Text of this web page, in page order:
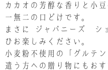
カカオの芳醇な香りと小
一無二の口どけです。
まさに｢ジャパニーズ シ
ひお楽しみください。
小麦粉不使用の「グルテ
遣う方への贈り物にもおす